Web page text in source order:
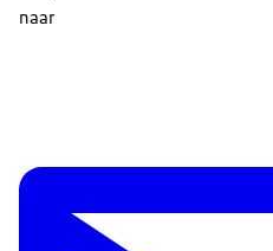
naar